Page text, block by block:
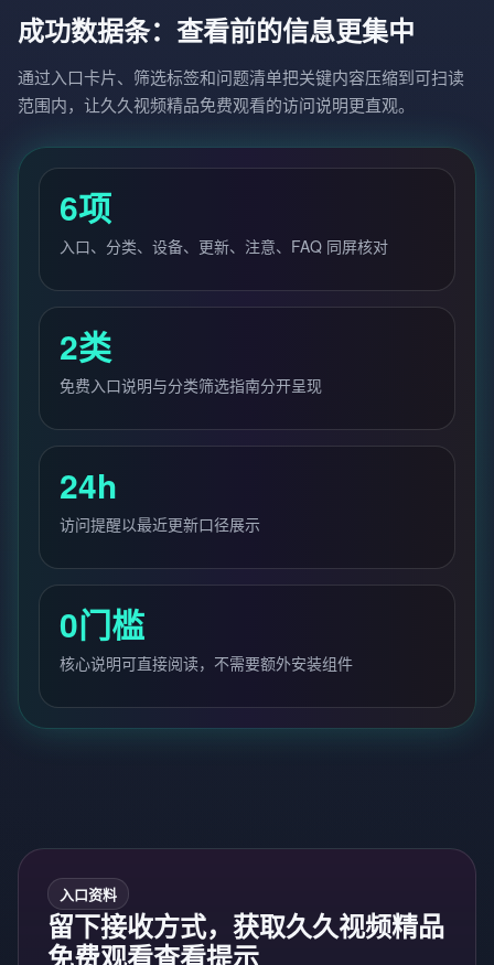
成功数据条：查看前的信息更集中
通过入口卡片、筛选标签和问题清单把关键内容压缩到可扫读
范围内，让久久视频精品免费观看的访问说明更直观。
6项
入口、分类、设备、更新、注意、FAQ 同屏核对
2类
免费入口说明与分类筛选指南分开呈现
24h
访问提醒以最近更新口径展示
0门槛
核心说明可直接阅读，不需要额外安装组件
入口资料
留下接收方式，获取久久视频精品
免费观看查看提示